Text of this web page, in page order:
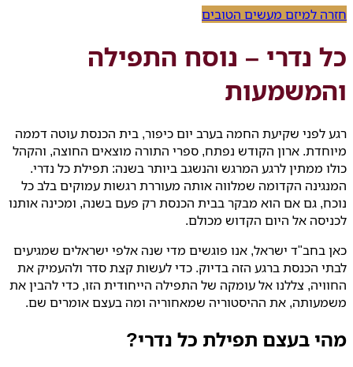
חזרה למיזם מעשים הטובים
כל נדרי – נוסח התפילה
והמשמעות
רגע לפני שקיעת החמה בערב יום כיפור, בית הכנסת עוטה דממה
מיוחדת. ארון הקודש נפתח, ספרי התורה מוצאים החוצה, והקהל
כולו ממתין לרגע המרגש והנשגב ביותר בשנה: תפילת כל נדרי.
המנגינה הקדומה שמלווה אותה מעוררת רגשות עמוקים בלב כל
נוכח, גם אם הוא מבקר בבית הכנסת רק פעם בשנה, ומכינה אותנו
לכניסה אל היום הקדוש מכולם.
כאן בחב"ד ישראל, אנו פוגשים מדי שנה אלפי ישראלים שמגיעים
לבתי הכנסת ברגע הזה בדיוק. כדי לעשות קצת סדר ולהעמיק את
החוויה, צללנו אל עומקה של התפילה הייחודית הזו, כדי להבין את
משמעותה, את ההיסטוריה שמאחוריה ומה בעצם אומרים שם.
מהי בעצם תפילת כל נדרי?